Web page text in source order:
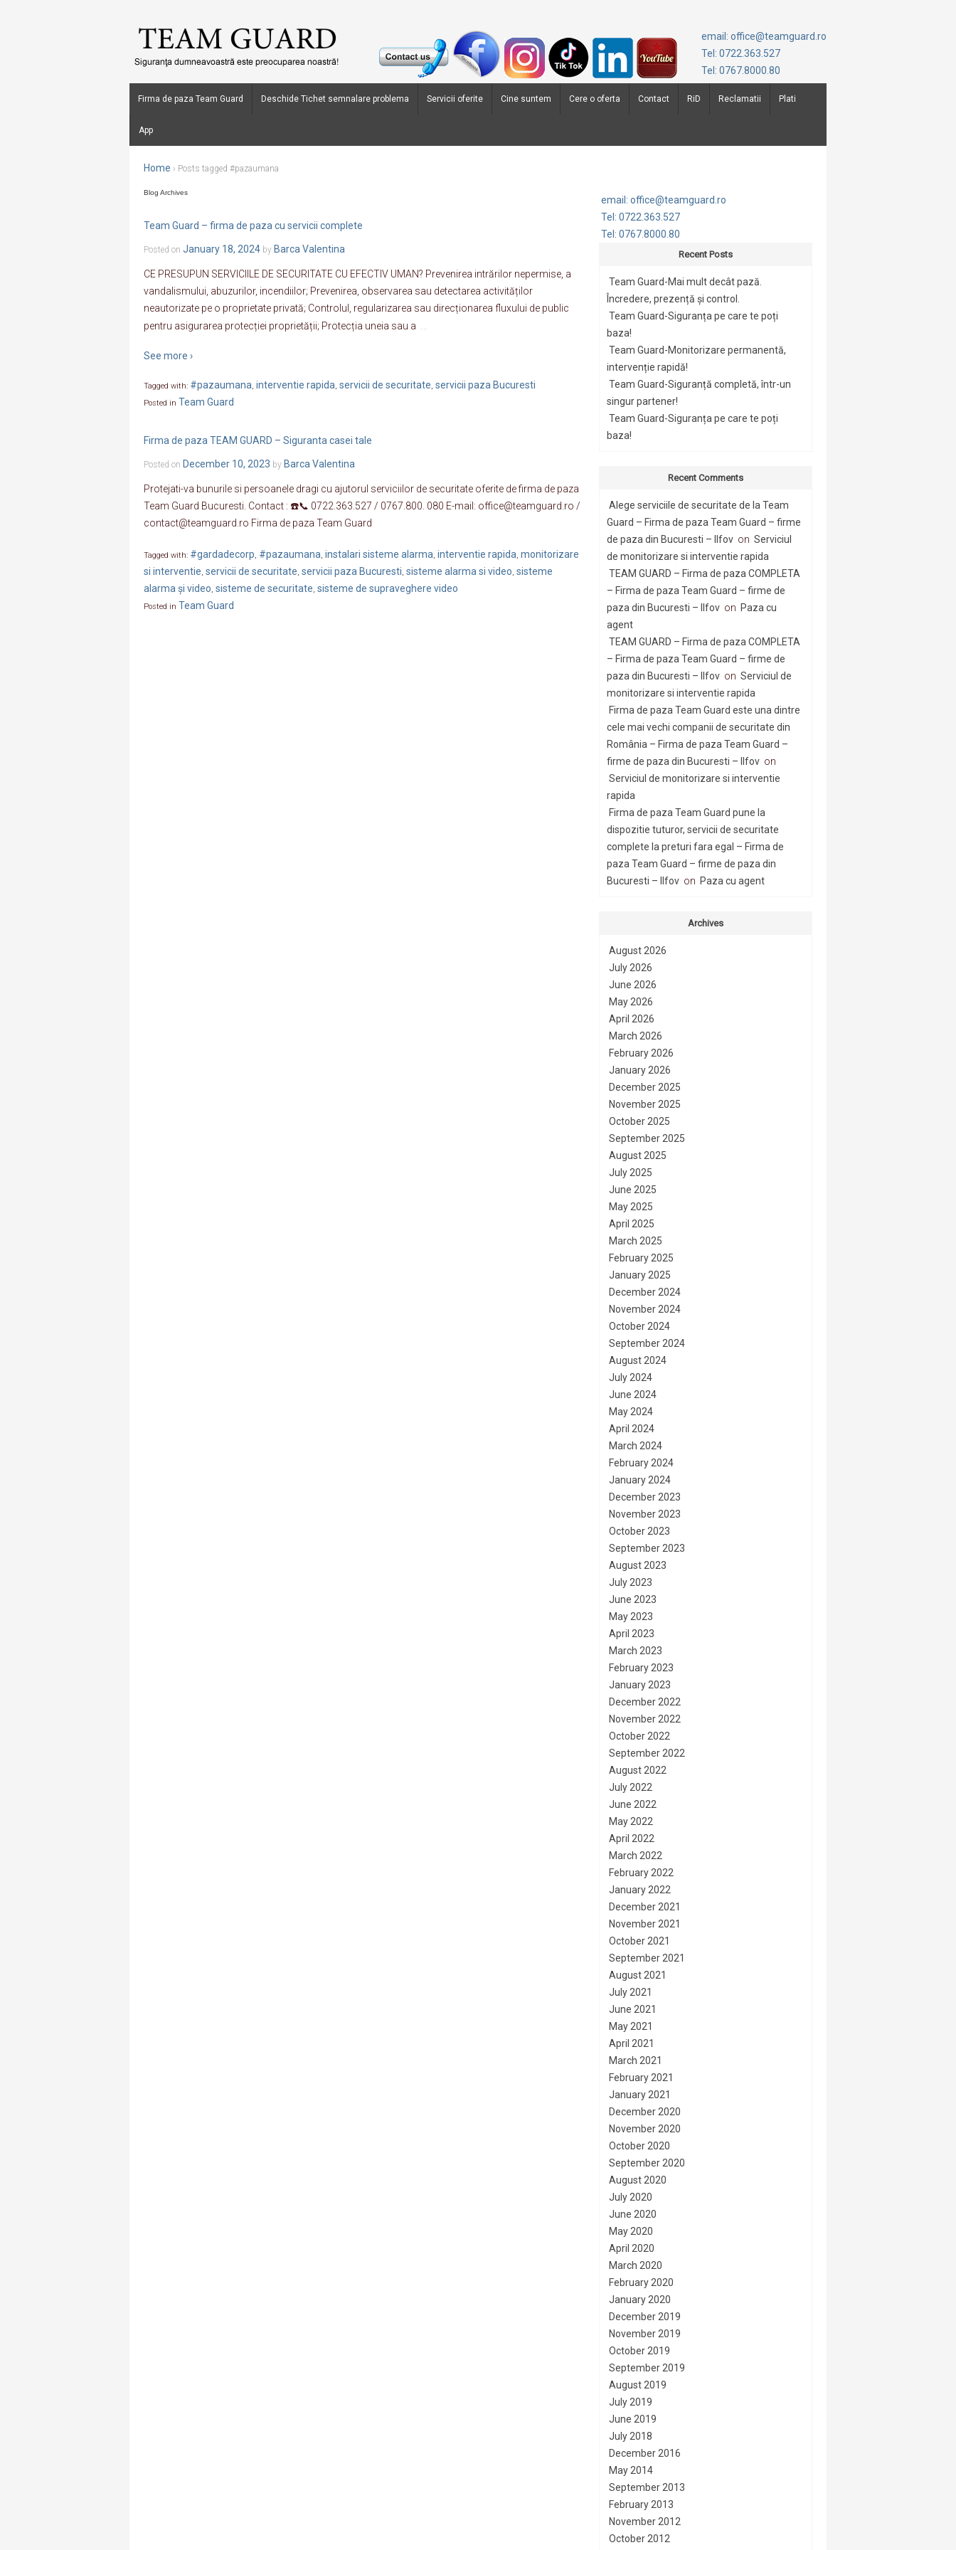
email: office@teamguard.ro
Tel: 0722.363.527
Tel: 0767.8000.80
Firma de paza Team Guard Deschide Tichet semnalare problema Servicii oferite Cine suntem Cere o oferta Contact RiD Reclamatii Plati
App
Home › Posts tagged #pazaumana
Blog Archives
Team Guard – firma de paza cu servicii complete
Posted on January 18, 2024 by Barca Valentina
CE PRESUPUN SERVICIILE DE SECURITATE CU EFECTIV UMAN? Prevenirea intrărilor nepermise, a
vandalismului, abuzurilor, incendiilor; Prevenirea, observarea sau detectarea activităților
neautorizate pe o proprietate privată; Controlul, regularizarea sau direcționarea fluxului de public
pentru asigurarea protecției proprietății; Protecția uneia sau a
See more ›
Tagged with: #pazaumana, interventie rapida, servicii de securitate, servicii paza Bucuresti
Posted in Team Guard
Firma de paza TEAM GUARD – Siguranta casei tale
Posted on December 10, 2023 by Barca Valentina
Protejati-va bunurile si persoanele dragi cu ajutorul serviciilor de securitate oferite de firma de paza
Team Guard Bucuresti. Contact : ☎️📞 0722.363.527 / 0767.800. 080 E-mail: office@teamguard.ro /
contact@teamguard.ro Firma de paza Team Guard
Tagged with: #gardadecorp, #pazaumana, instalari sisteme alarma, interventie rapida, monitorizare
si interventie, servicii de securitate, servicii paza Bucuresti, sisteme alarma si video, sisteme
alarma și video, sisteme de securitate, sisteme de supraveghere video
Posted in Team Guard
email: office@teamguard.ro
Tel: 0722.363.527
Tel: 0767.8000.80
Recent Posts
Team Guard-Mai mult decât pază.
Încredere, prezență și control.
Team Guard-Siguranța pe care te poți
baza!
Team Guard-Monitorizare permanentă,
intervenție rapidă!
Team Guard-Siguranță completă, într-un
singur partener!
Team Guard-Siguranța pe care te poți
baza!
Recent Comments
Alege serviciile de securitate de la Team
Guard – Firma de paza Team Guard – firme
de paza din Bucuresti – Ilfov on Serviciul
de monitorizare si interventie rapida
TEAM GUARD – Firma de paza COMPLETA
– Firma de paza Team Guard – firme de
paza din Bucuresti – Ilfov on Paza cu
agent
TEAM GUARD – Firma de paza COMPLETA
– Firma de paza Team Guard – firme de
paza din Bucuresti – Ilfov on Serviciul de
monitorizare si interventie rapida
Firma de paza Team Guard este una dintre
cele mai vechi companii de securitate din
România – Firma de paza Team Guard –
firme de paza din Bucuresti – Ilfov on
Serviciul de monitorizare si interventie
rapida
Firma de paza Team Guard pune la
dispozitie tuturor, servicii de securitate
complete la preturi fara egal – Firma de
paza Team Guard – firme de paza din
Bucuresti – Ilfov on Paza cu agent
Archives
August 2026
July 2026
June 2026
May 2026
April 2026
March 2026
February 2026
January 2026
December 2025
November 2025
October 2025
September 2025
August 2025
July 2025
June 2025
May 2025
April 2025
March 2025
February 2025
January 2025
December 2024
November 2024
October 2024
September 2024
August 2024
July 2024
June 2024
May 2024
April 2024
March 2024
February 2024
January 2024
December 2023
November 2023
October 2023
September 2023
August 2023
July 2023
June 2023
May 2023
April 2023
March 2023
February 2023
January 2023
December 2022
November 2022
October 2022
September 2022
August 2022
July 2022
June 2022
May 2022
April 2022
March 2022
February 2022
January 2022
December 2021
November 2021
October 2021
September 2021
August 2021
July 2021
June 2021
May 2021
April 2021
March 2021
February 2021
January 2021
December 2020
November 2020
October 2020
September 2020
August 2020
July 2020
June 2020
May 2020
April 2020
March 2020
February 2020
January 2020
December 2019
November 2019
October 2019
September 2019
August 2019
July 2019
June 2019
July 2018
December 2016
May 2014
September 2013
February 2013
November 2012
October 2012